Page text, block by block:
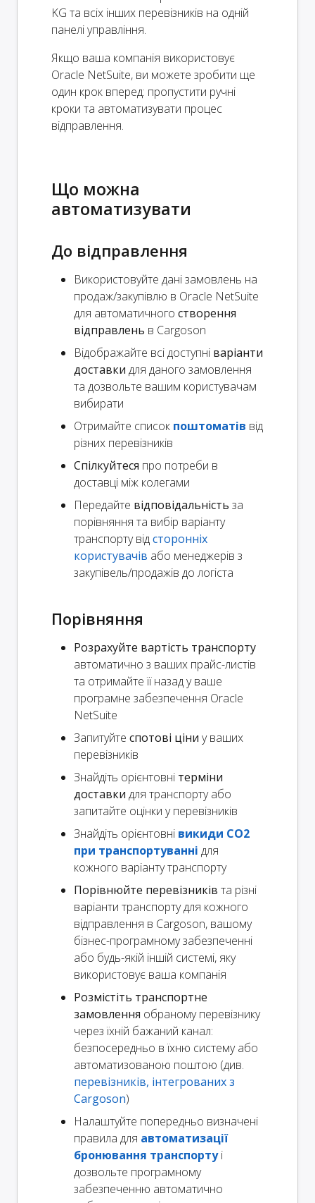
KG та всіх інших перевізників на одній
панелі управління.
Якщо ваша компанія використовує
Oracle NetSuite, ви можете зробити ще
один крок вперед: пропустити ручні
кроки та автоматизувати процес
відправлення.
Що можна
автоматизувати
До відправлення
Використовуйте дані замовлень на
продаж/закупівлю в Oracle NetSuite
для автоматичного створення
відправлень в Cargoson
Відображайте всі доступні варіанти
доставки для даного замовлення
та дозвольте вашим користувачам
вибирати
Отримайте список поштоматів від
різних перевізників
Спілкуйтеся про потреби в
доставці між колегами
Передайте відповідальність за
порівняння та вибір варіанту
транспорту відсторонніх
користувачів або менеджерів з
закупівель/продажів до логіста
Порівняння
Розрахуйте вартість транспорту
автоматично з ваших прайс-листів
та отримайте її назад у ваше
програмне забезпечення Oracle
NetSuite
Запитуйте спотові ціни у ваших
перевізників
Знайдіть орієнтовні терміни
доставки для транспорту або
запитайте оцінки у перевізників
Знайдіть орієнтовні викиди CO2
при транспортуванні для
кожного варіанту транспорту
Порівнюйте перевізників та різні
варіанти транспорту для кожного
відправлення в Cargoson, вашому
бізнес-програмному забезпеченні
або будь-якій іншій системі, яку
використовує ваша компанія
Розмістіть транспортне
замовлення обраному перевізнику
через їхній бажаний канал:
безпосередньо в їхню систему або
автоматизованою поштою (див.
перевізників, інтегрованих з
Cargoson)
Налаштуйте попередньо визначені
правила для автоматизації
бронювання транспортуі
дозвольте програмному
забезпеченню автоматично